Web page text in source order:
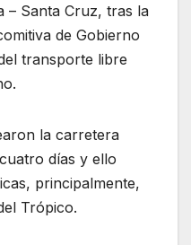
– Santa Cruz, tras la
de Gobierno
transporte libre
la carretera
días y ello
principalmente,
Trópico.